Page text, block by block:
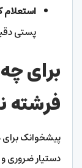
پستی
برای
فرشته
پیشخوانک
دستیار ضروری